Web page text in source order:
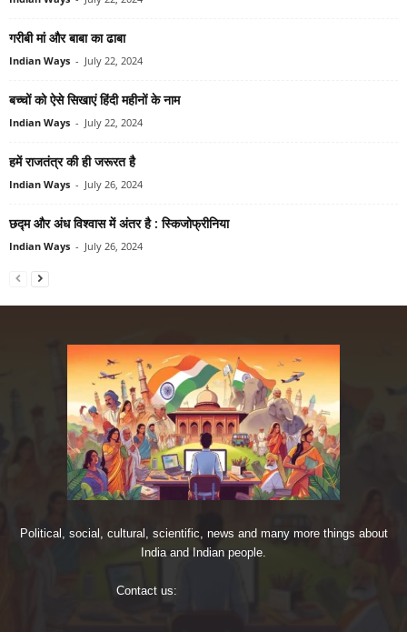
गरीबी मां और बाबा का ढाबा
Indian Ways - July 22, 2024
बच्‍चों को ऐसे सिखाएं हिंदी महीनों के नाम
Indian Ways - July 22, 2024
हमें राजतंत्र की ही जरूरत है
Indian Ways - July 26, 2024
छद्म और अंध विश्‍वास में अंतर है : स्किजोफ्रीनिया
Indian Ways - July 26, 2024
Political, social, cultural, scientific, news and many more things about
India and Indian people.
Contact us: